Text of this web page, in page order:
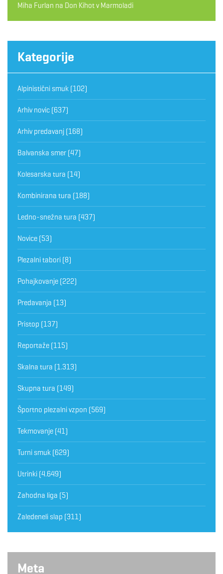
Miha Furlan na Don Kihot v Marmoladi
Kategorije
Alpinistični smuk (102)
Arhiv novic (637)
Arhiv predavanj (168)
Balvanska smer (47)
Kolesarska tura (14)
Kombinirana tura (188)
Ledno-snežna tura (437)
Novice (53)
Plezalni tabori (8)
Pohajkovanje (222)
Predavanja (13)
Pristop (137)
Reportaže (115)
Skalna tura (1.313)
Skupna tura (149)
Športno plezalni vzpon (569)
Tekmovanje (41)
Turni smuk (629)
Utrinki (4.649)
Zahodna liga (5)
Zaledeneli slap (311)
Meta